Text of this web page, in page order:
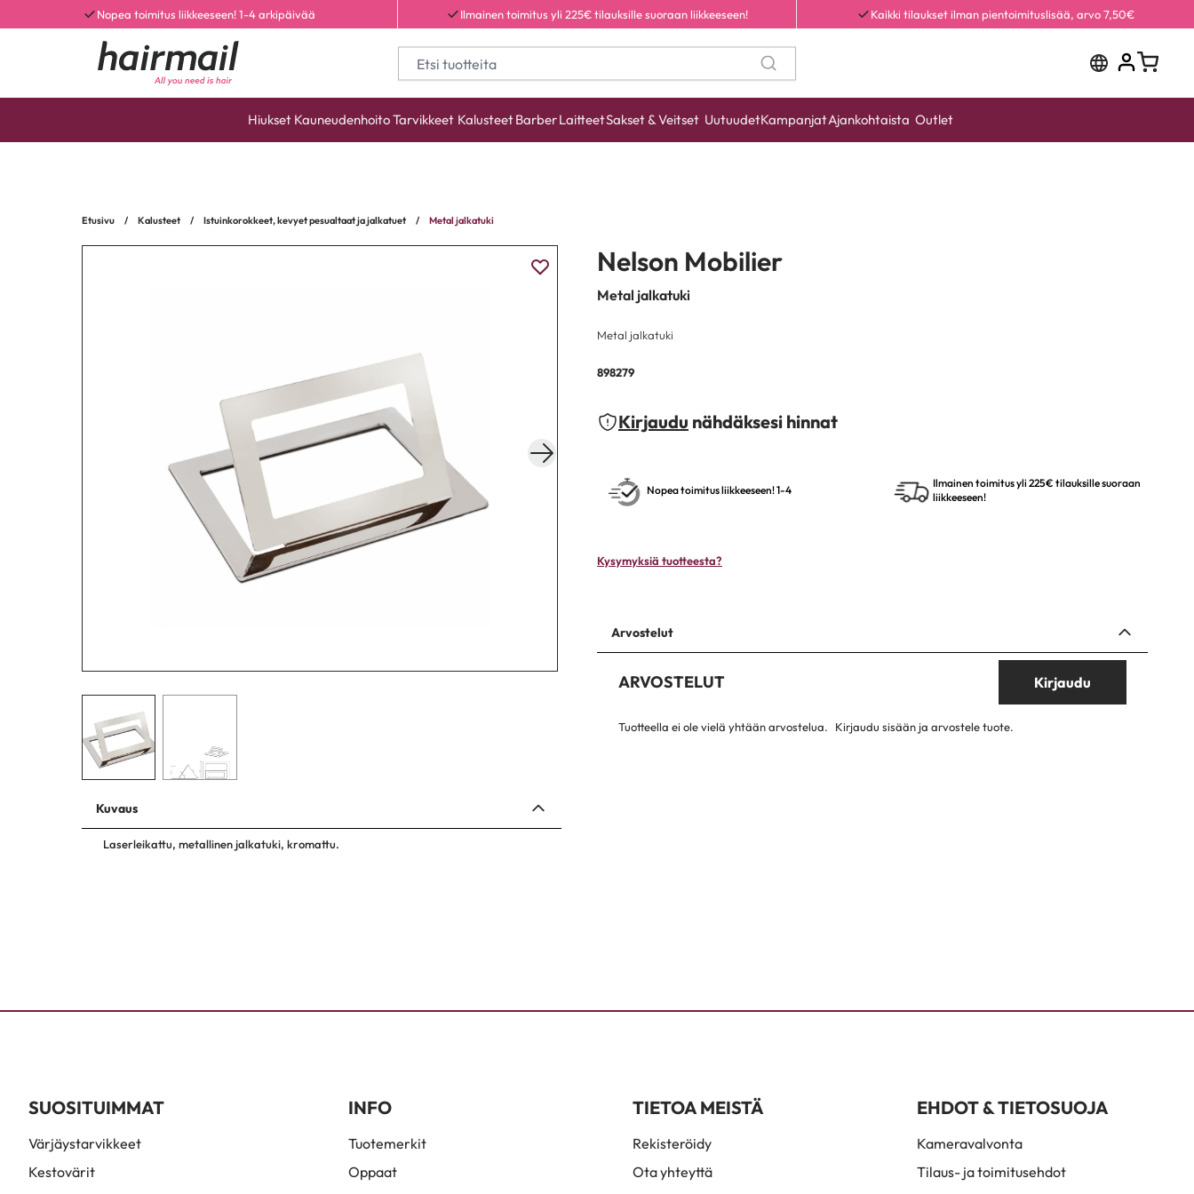
Nopea toimitus liikkeeseen! 1-4 arkipäivää Ilmainen toimitus yli 225€ tilauksille suoraan liikkeeseen! Kaikki tilaukset ilman pientoimituslisää, arvo 7,50€
Hiukset KauneudenhoitoTarvikkeet KalusteetBarberLaitteetSakset & Veitset UutuudetKampanjatAjankohtaista Outlet
Etusivu / Kalusteet / Istuinkorokkeet, kevyet pesualtaat ja jalkatuet / Metal jalkatuki
Kuvaus
Laserleikattu, metallinen jalkatuki, kromattu.
Nelson Mobilier
Metal jalkatuki
Metal jalkatuki
898279
Kirjaudu nähdäksesi hinnat
Nopea toimitus liikkeeseen! 1-4
Ilmainen toimitus yli 225€ tilauksille suoraan
liikkeeseen!
Kysymyksiä tuotteesta?
Arvostelut
ARVOSTELUT Kirjaudu
Tuotteella ei ole vielä yhtään arvostelua. Kirjaudu sisään ja arvostele tuote.
SUOSITUIMMAT
Värjäystarvikkeet
Kestovärit
INFO
Tuotemerkit
Oppaat
TIETOA MEISTÄ
Rekisteröidy
Ota yhteyttä
EHDOT & TIETOSUOJA
Kameravalvonta
Tilaus- ja toimitusehdot